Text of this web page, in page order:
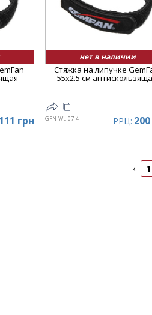
111 грн
нет в наличии
Стяжка на липучке
55x2.5 см
GFN-WL-07-4 РРЦ:
‹ 1